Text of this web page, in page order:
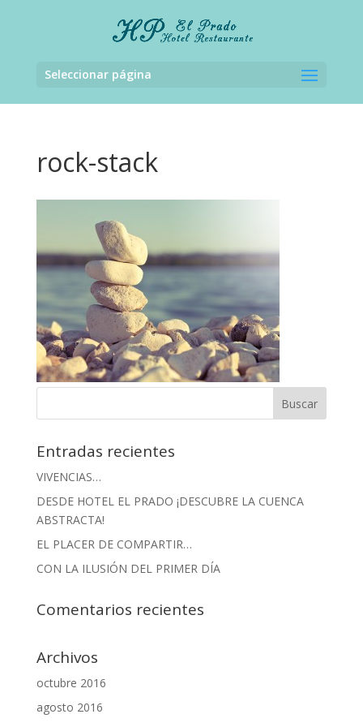
Seleccionar página
rock-stack
Entradas recientes
VIVENCIAS…
DESDE HOTEL EL PRADO ¡DESCUBRE LA CUENCA
ABSTRACTA!
EL PLACER DE COMPARTIR…
CON LA ILUSIÓN DEL PRIMER DÍA
Comentarios recientes
Archivos
octubre 2016
agosto 2016